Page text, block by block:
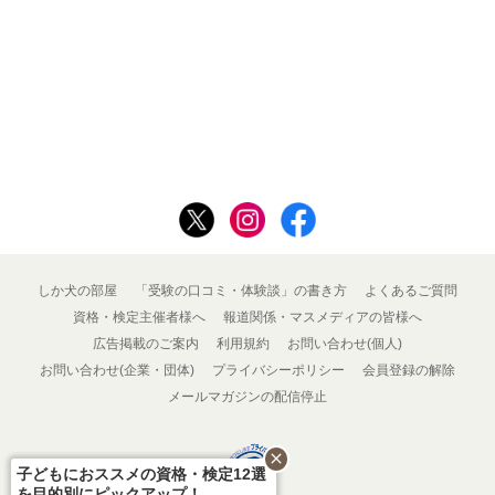
しか犬の部屋 「受験の口コミ・体験談」の書き方
よくあるご質問
資格・検定主催者様へ
報道関係・マスメディアの皆様へ
広告掲載のご案内
利用規約
お問い合わせ(個人)
お問い合わせ(企業・団体)
プライバシーポリシー
会員登録の解除
メールマガジンの配信停止
子どもにおススメの資格・検定12選
close